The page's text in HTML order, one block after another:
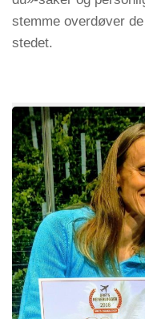
stemme overdøver
stedet.